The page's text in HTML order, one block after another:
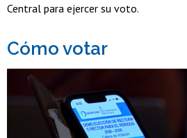
Central para ejercer su voto.
Cómo votar